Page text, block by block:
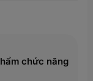
chức năng